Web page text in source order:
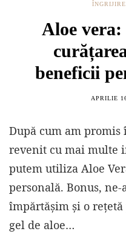
Aloe
beneficii
APRILIE
După cum am
revenit cu mai multe
putem utiliza Aloe
personală. Bonus,
împărtășim și o
gel de aloe…